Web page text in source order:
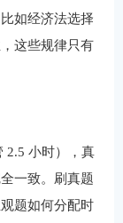
如经济法选择
这些规律只有
2.5 小时），真
一致。刷真题
题如何分配时